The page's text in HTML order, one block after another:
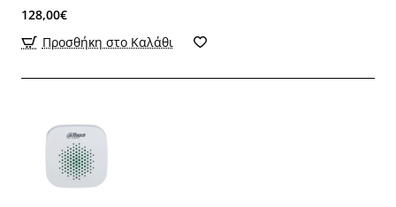
128,00€
Προσθήκη στο Καλάθι